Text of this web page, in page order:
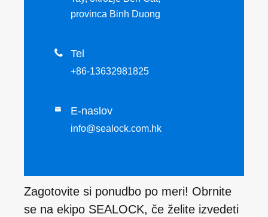
provinca Binh Duong
 Tel
+86-13632981825
 E-naslov
info@sealock.com.hk
Zagotovite si ponudbo po meri! Obrnite
se na ekipo SEALOCK, če želite izvedeti